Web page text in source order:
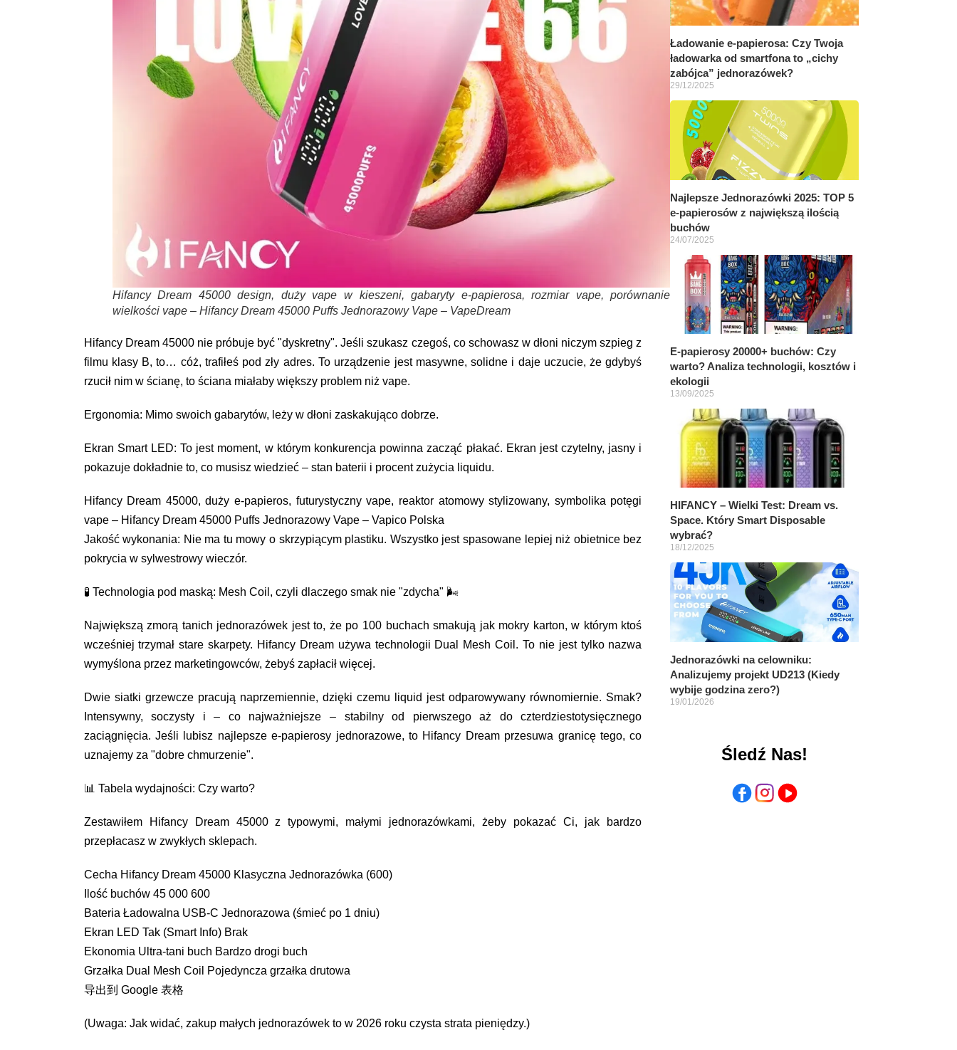
Ładowanie e-papierosa: Czy Twoja
ładowarka od smartfona to „cichy
zabójca” jednorazówek?
29/12/2025
Najlepsze Jednorazówki 2025: TOP 5
e‑papierosów z największą ilością
buchów
24/07/2025
E-papierosy 20000+ buchów: Czy
warto? Analiza technologii, kosztów i
ekologii
13/09/2025
HIFANCY – Wielki Test: Dream vs.
Space. Który Smart Disposable
wybrać?
18/12/2025
Jednorazówki na celowniku:
Analizujemy projekt UD213 (Kiedy
wybije godzina zero?)
19/01/2026
Śledź Nas!
Hifancy Dream 45000 design, duży vape w kieszeni, gabaryty e-papierosa, rozmiar vape, porównanie
wielkości vape – Hifancy Dream 45000 Puffs Jednorazowy Vape – VapeDream
Hifancy Dream 45000 nie próbuje być "dyskretny". Jeśli szukasz czegoś, co schowasz w dłoni niczym szpieg z
filmu klasy B, to… cóż, trafiłeś pod zły adres. To urządzenie jest masywne, solidne i daje uczucie, że gdybyś
rzucił nim w ścianę, to ściana miałaby większy problem niż vape.
Ergonomia: Mimo swoich gabarytów, leży w dłoni zaskakująco dobrze.
Ekran Smart LED: To jest moment, w którym konkurencja powinna zacząć płakać. Ekran jest czytelny, jasny i
pokazuje dokładnie to, co musisz wiedzieć – stan baterii i procent zużycia liquidu.
Hifancy Dream 45000, duży e-papieros, futurystyczny vape, reaktor atomowy stylizowany, symbolika potęgi
vape – Hifancy Dream 45000 Puffs Jednorazowy Vape – Vapico Polska
Jakość wykonania: Nie ma tu mowy o skrzypiącym plastiku. Wszystko jest spasowane lepiej niż obietnice bez
pokrycia w sylwestrowy wieczór.
🧪 Technologia pod maską: Mesh Coil, czyli dlaczego smak nie "zdycha" 🌬️
Największą zmorą tanich jednorazówek jest to, że po 100 buchach smakują jak mokry karton, w którym ktoś
wcześniej trzymał stare skarpety. Hifancy Dream używa technologii Dual Mesh Coil. To nie jest tylko nazwa
wymyślona przez marketingowców, żebyś zapłacił więcej.
Dwie siatki grzewcze pracują naprzemiennie, dzięki czemu liquid jest odparowywany równomiernie. Smak?
Intensywny, soczysty i – co najważniejsze – stabilny od pierwszego aż do czterdziestotysięcznego
zaciągnięcia. Jeśli lubisz najlepsze e-papierosy jednorazowe, to Hifancy Dream przesuwa granicę tego, co
uznajemy za "dobre chmurzenie".
📊 Tabela wydajności: Czy warto?
Zestawiłem Hifancy Dream 45000 z typowymi, małymi jednorazówkami, żeby pokazać Ci, jak bardzo
przepłacasz w zwykłych sklepach.
Cecha Hifancy Dream 45000 Klasyczna Jednorazówka (600)
Ilość buchów 45 000 600
Bateria Ładowalna USB-C Jednorazowa (śmieć po 1 dniu)
Ekran LED Tak (Smart Info) Brak
Ekonomia Ultra-tani buch Bardzo drogi buch
Grzałka Dual Mesh Coil Pojedyncza grzałka drutowa
导出到 Google 表格
(Uwaga: Jak widać, zakup małych jednorazówek to w 2026 roku czysta strata pieniędzy.)